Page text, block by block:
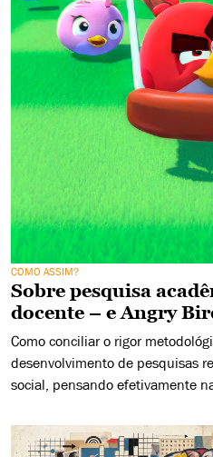
COMO ASSIM?
Sobre pesquisa
docente – e Angry
Como conciliar o rigor
desenvolvimento de pesquisas
social, pensando efetivamente